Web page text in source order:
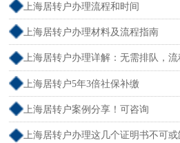
上海居转户办理流程和时间
上海居转户办理材料及流程指南
上海居转户办理详解：无需排队，
上海居转户5年3倍社保补缴
上海居转户案例分享！可咨询
上海居转户办理这几个证明书不可